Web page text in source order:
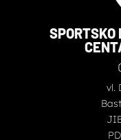
vl.